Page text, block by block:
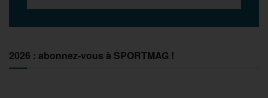
2026 : abonnez-vous à SPORTMAG !